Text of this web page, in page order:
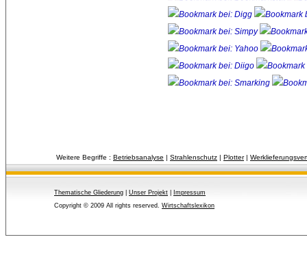
Weitere Begriffe : Betriebsanalyse | Strahlenschutz | Plotter|
Thematische Gliederung Unser Projekt
Impressum
Copyright © 2009 All rights reserved. Wirtschaftslexikon